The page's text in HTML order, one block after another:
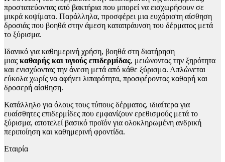
προστατεύοντας από βακτήρια που μπορεί να εισχωρήσουν σε
μικρά κοψίματα. Παράλληλα, προσφέρει μια ευχάριστη αίσθηση
δροσιάς που βοηθά στην άμεση καταπράυνση του δέρματος μετά
το ξύρισμα.
Ιδανικό για καθημερινή χρήση, βοηθά στη διατήρηση
μιας καθαρής και υγιούς επιδερμίδας, μειώνοντας την ξηρότητα
και ενισχύοντας την άνεση μετά από κάθε ξύρισμα. Απλώνεται
εύκολα χωρίς να αφήνει λιπαρότητα, προσφέροντας καθαρή και
δροσερή αίσθηση.
Κατάλληλο για όλους τους τύπους δέρματος, ιδιαίτερα για
ευαίσθητες επιδερμίδες που εμφανίζουν ερεθισμούς μετά το
ξύρισμα, αποτελεί βασικό προϊόν για ολοκληρωμένη ανδρική
περιποίηση και καθημερινή φροντίδα.
Εταιρία